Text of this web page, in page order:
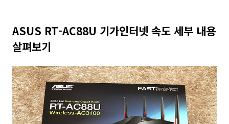
ASUS RT-AC88U 기가인터넷 속도 세부 내용
살펴보기